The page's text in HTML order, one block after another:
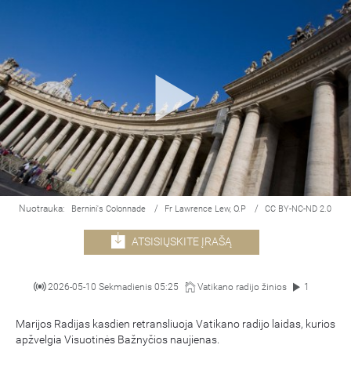
Nuotrauka: Bernini's Colonnade / Fr Lawrence Lew, O.P / CC BY-NC-ND 2.0
ATSISIŲSKITE ĮRAŠĄ
2026-05-10 Sekmadienis 05:25 Vatikano radijo žinios 1
Marijos Radijas kasdien retransliuoja Vatikano radijo laidas, kurios
apžvelgia Visuotinės Bažnyčios naujienas.